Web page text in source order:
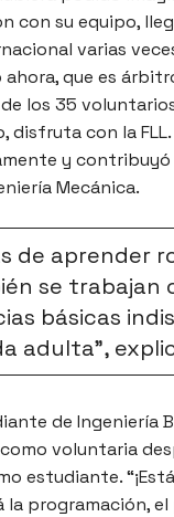
con su equipo,
varias
que es
los 35
disfruta con la
y contribuyó
Mecánica.
de aprender
se trabajan
básicas
adulta”,
de Ingeniería
como voluntaria
estudiante.
la programación,